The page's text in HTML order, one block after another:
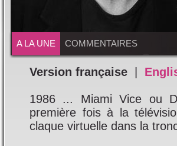
A LA UNE COMMENTAIRES
Version française
1986 ... Miami Vice ou
première fois à la
claque virtuelle dans la